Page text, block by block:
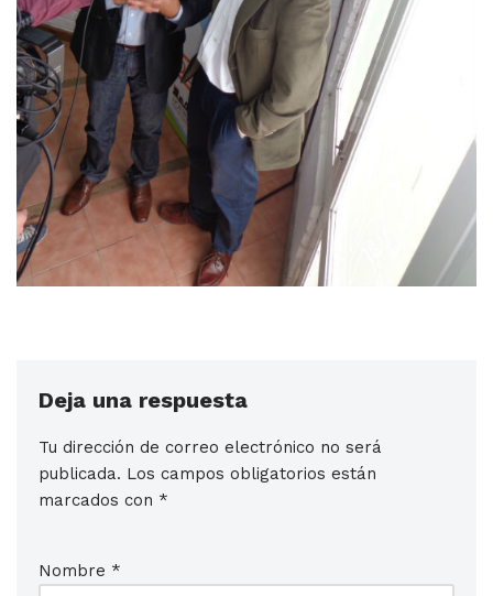
Deja una respuesta
Tu dirección de correo electrónico no será
publicada. Los campos obligatorios están
marcados con *
Nombre *